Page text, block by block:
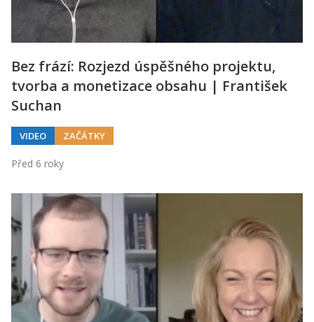
Bez frází: Rozjezd úspěšného projektu,
tvorba a monetizace obsahu | František
Suchan
VIDEO ZAČÁTKY
Před 6 roky